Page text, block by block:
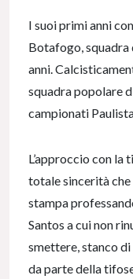
I suoi primi anni
Botafogo, squadra
anni.
squadra popolare
campionati
L’approccio con la
totale sincerità
stampa
Santos a cui non
smettere, stanco
da parte della